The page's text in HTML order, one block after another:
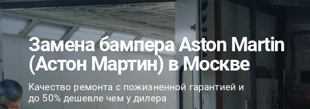
Замена бампера Aston Martin
(Астон Мартин) в Москве
Качество ремонта с пожизненной гарантией и
до 50% дешевле чем у дилера